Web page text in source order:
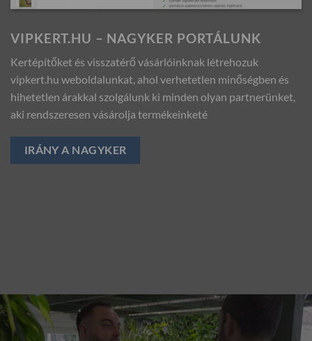
VIPKERT.HU – NAGYKER PORTÁLUNK
Kertépítőket és visszatérő vásárlóinknak létrehozuk
vipkert.hu weboldalunkat, ahol verhetetlen minőségben és
hihetetlen árakkal szolgálunk ki minden olyan partnerünket,
aki rendszeresen vásárolja termékeinketé
IRÁNY A NAGYKER